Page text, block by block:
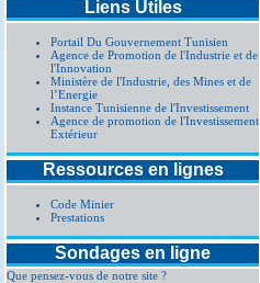
Liens Utiles
Portail Du Gouvernement Tunisien
Agence de Promotion de l'Industrie et de
l'Innovation
Ministère de l'Industrie, des Mines et de
l’Energie
Instance Tunisienne de l'Investissement
Agence de promotion de l'Investissement
Extérieur
Ressources en lignes
Code Minier
Prestations
Sondages en ligne
Que pensez-vous de notre site ?